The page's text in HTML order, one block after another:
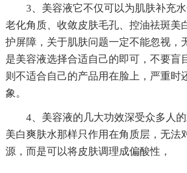
3、美容液它不仅可以为肌肤补充
老化角质、收敛皮肤毛孔、控油祛斑美
护屏障，关于肌肤问题一定不能忽视，
是美容液选择合适自己的即可，不要盲
则不适合自己的产品用在脸上，严重时
象。
4、美容液的几大功效深受众多人
美白爽肤水那样只作用在角质层，无法
源，而是可以将皮肤调理成偏酸性，